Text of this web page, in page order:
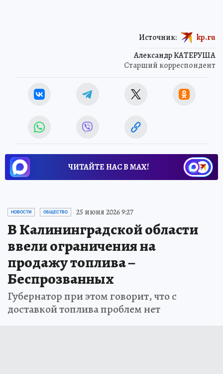
Александр КАТЕРУША
Старший корреспондент
Источник: kp.ru
ЧИТАЙТЕ НАС В МАХ!
НОВОСТИ ОБЩЕСТВО 25 июня 2026 9:27
В Калининградской области
ввели ограничения на
продажу топлива –
Беспрозванных
Губернатор при этом говорит, что с
доставкой топлива проблем нет